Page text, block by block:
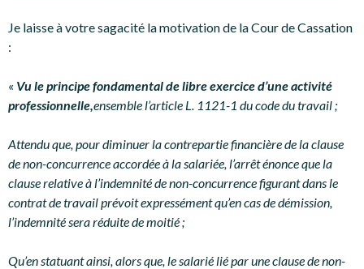
Je laisse à votre sagacité la motivation de la Cour de Cassation
:
« Vu le principe fondamental de libre exercice d’une activité
professionnelle,ensemble l’article L. 1121-1 du code du travail ;
Attendu que, pour diminuer la contrepartie financière de la clause
de non-concurrence accordée à la salariée, l’arrêt énonce que la
clause relative à l’indemnité de non-concurrence figurant dans le
contrat de travail prévoit expressément qu’en cas de démission,
l’indemnité sera réduite de moitié ;
Qu’en statuant ainsi, alors que, le salarié lié par une clause de non-